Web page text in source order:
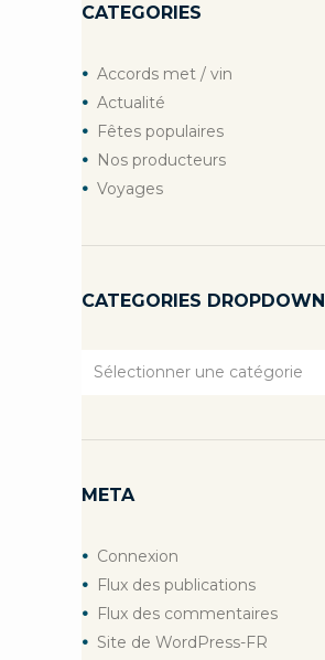
CATEGORIES
Accords met / vin
Actualité
Fêtes populaires
Nos producteurs
Voyages
CATEGORIES DROPDOWN
Categories
META
Connexion
Flux des publications
Flux des commentaires
Site de WordPress-FR